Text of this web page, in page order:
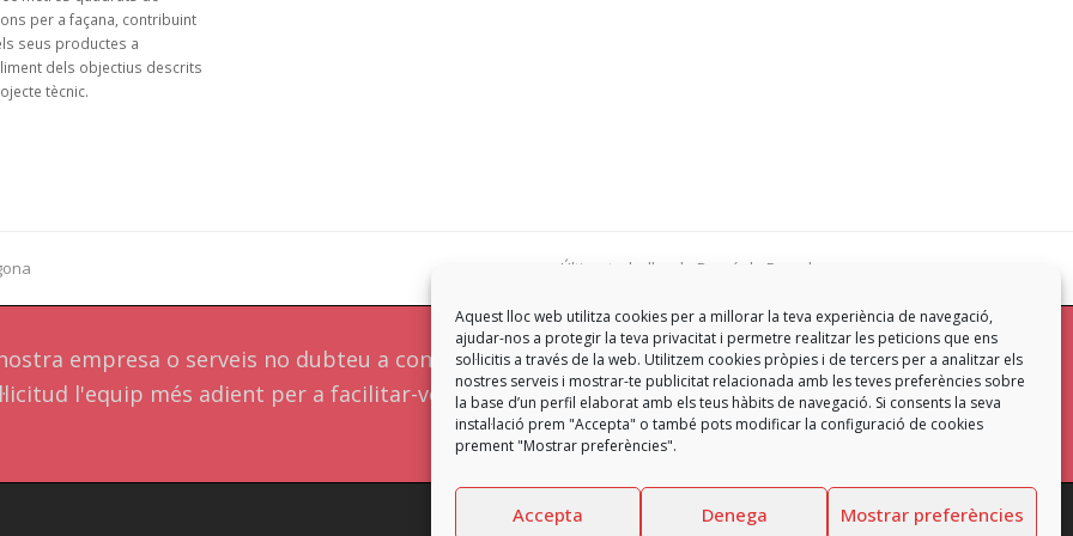
Aquest lloc web utilitza cookies per a millorar la teva experiència de navegació,
ajudar-nos a protegir la teva privacitat i permetre realitzar les peticions que ens
sol·licitis a través de la web. Utilitzem cookies pròpies i de tercers per a analitzar els
nostres serveis i mostrar-te publicitat relacionada amb les teves preferències sobre
la base d’un perfil elaborat amb els teus hàbits de navegació. Si consents la seva
instal·lació prem "Accepta" o també pots modificar la configuració de cookies
prement "Mostrar preferències".
Accepta Denega Mostrar preferències
per a façana, contribuint
seus productes a
dels objectius descrits
tècnic.
next
Últims treballs a la Presó de Pamplona
empresa o serveis no dubteu a contactar amb
l'equip més adient per a facilitar-vos una
Contacta